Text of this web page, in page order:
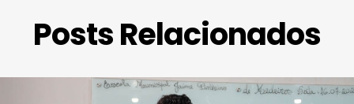
Posts Relacionados